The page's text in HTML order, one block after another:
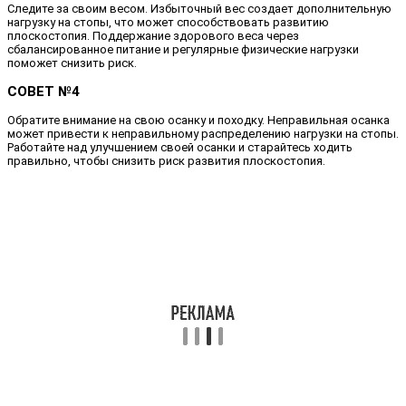
Следите за своим весом. Избыточный вес создает дополнительную
нагрузку на стопы, что может способствовать развитию
плоскостопия. Поддержание здорового веса через
сбалансированное питание и регулярные физические нагрузки
поможет снизить риск.
СОВЕТ №4
Обратите внимание на свою осанку и походку. Неправильная осанка
может привести к неправильному распределению нагрузки на стопы.
Работайте над улучшением своей осанки и старайтесь ходить
правильно, чтобы снизить риск развития плоскостопия.